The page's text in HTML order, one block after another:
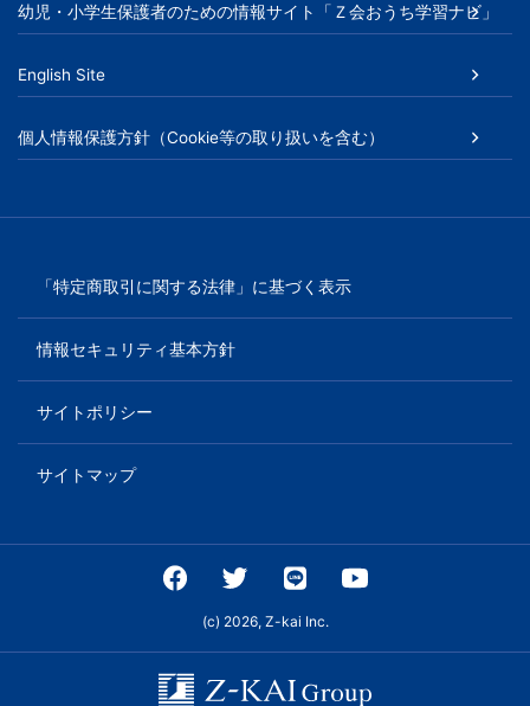
幼児・小学生保護者のための情報サイト「Ｚ会おうち学習ナビ」
English Site
個人情報保護方針（Cookie等の取り扱いを含む）
「特定商取引に関する法律」に基づく表示
情報セキュリティ基本方針
サイトポリシー
サイトマップ
(c) 2026, Z-kai Inc.